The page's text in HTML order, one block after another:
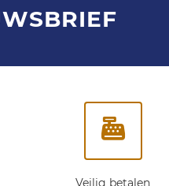
Veilig betalen